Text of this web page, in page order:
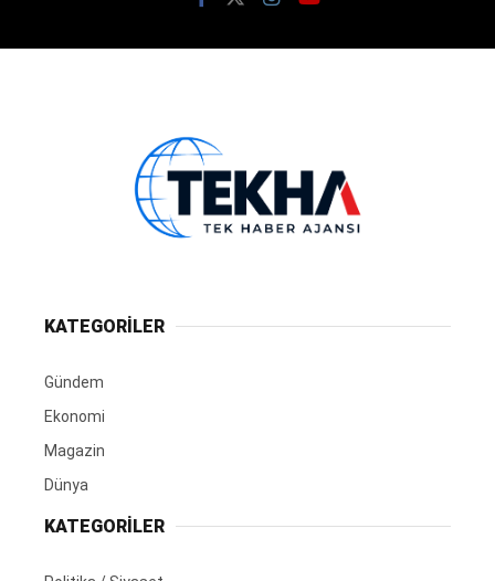
KATEGORİLER
Gündem
Ekonomi
Magazin
Dünya
KATEGORİLER